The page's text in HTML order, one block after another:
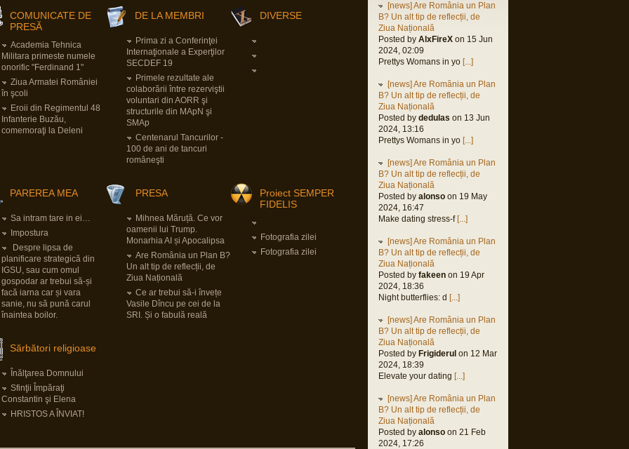
COMUNICATE DE
PRESĂ
Academia Tehnica
Militara primeste numele
onorific "Ferdinand 1"
Ziua Armatei României
în şcoli
Eroii din Regimentul 48
Infanterie Buzău,
comemoraţi la Deleni
DE LA MEMBRI
Prima zi a Conferinţei
Internaţionale a Experţilor
SECDEF 19
Primele rezultate ale
colaborării între rezerviştii
voluntari din AORR şi
structurile din MApN şi
SMAp
Centenarul Tancurilor -
100 de ani de tancuri
româneşti
DIVERSE
PAREREA MEA
Sa intram tare in ei…
Impostura
Despre lipsa de
planificare strategică din
IGSU, sau cum omul
gospodar ar trebui să-și
facă iarna car și vara
sanie, nu să pună carul
înaintea boilor.
PRESA
Mihnea Măruță. Ce vor
oamenii lui Trump.
Monarhia AI și Apocalipsa
Are România un Plan B?
Un alt tip de reflecții, de
Ziua Națională
Ce ar trebui să-i învețe
Vasile Dîncu pe cei de la
SRI. Și o fabulă reală
Proiect SEMPER
FIDELIS
Fotografia zilei
Fotografia zilei
Sărbători religioase
Înălţarea Domnului
Sfinţii Împăraţi
Constantin şi Elena
HRISTOS A ÎNVIAT!
[news] Are România un Plan
B? Un alt tip de reflecții, de
Ziua Națională
Posted by AlxFireX on 15 Jun
2024, 02:09
Prettys Womans in yo [...]
[news] Are România un Plan
B? Un alt tip de reflecții, de
Ziua Națională
Posted by dedulas on 13 Jun
2024, 13:16
Prettys Womans in yo [...]
[news] Are România un Plan
B? Un alt tip de reflecții, de
Ziua Națională
Posted by alonso on 19 May
2024, 16:47
Make dating stress-f [...]
[news] Are România un Plan
B? Un alt tip de reflecții, de
Ziua Națională
Posted by fakeen on 19 Apr
2024, 18:36
Night butterflies: d [...]
[news] Are România un Plan
B? Un alt tip de reflecții, de
Ziua Națională
Posted by Frigiderul on 12 Mar
2024, 18:39
Elevate your dating [...]
[news] Are România un Plan
B? Un alt tip de reflecții, de
Ziua Națională
Posted by alonso on 21 Feb
2024, 17:26